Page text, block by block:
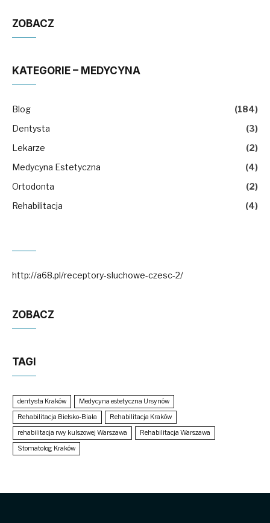
ZOBACZ
KATEGORIE – MEDYCYNA
Blog
(184)
Dentysta
(3)
Lekarze
(2)
Medycyna Estetyczna
(4)
Ortodonta
(2)
Rehabilitacja
(4)
http://a68.pl/receptory-sluchowe-czesc-2/
ZOBACZ
TAGI
dentysta Kraków
Medycyna estetyczna Ursynów
Rehabilitacja Bielsko-Biała
Rehabilitacja Kraków
rehabilitacja rwy kulszowej Warszawa
Rehabilitacja Warszawa
Stomatolog Kraków